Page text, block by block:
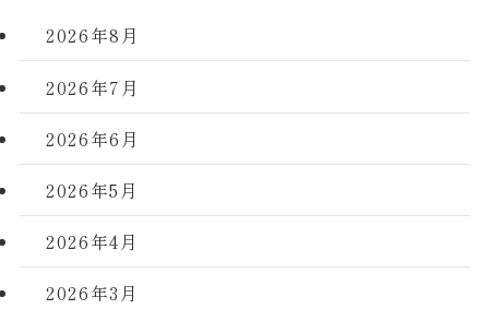
2026年8月
2026年7月
2026年6月
2026年5月
2026年4月
2026年3月